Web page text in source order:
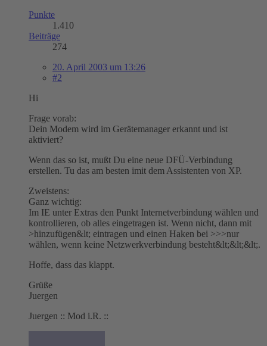
Punkte
1.410
Beiträge
274
20. April 2003 um 13:26
#2
Hi
Frage vorab:
Dein Modem wird im Gerätemanager erkannt und ist
aktiviert?
Wenn das so ist, mußt Du eine neue DFÜ-Verbindung
erstellen. Tu das am besten imit dem Assistenten von XP.
Zweistens:
Ganz wichtig:
Im IE unter Extras den Punkt Internetverbindung wählen und
kontrollieren, ob alles eingetragen ist. Wenn nicht, dann mit
>hinzufügen&lt; eintragen und einen Haken bei >>>nur
wählen, wenn keine Netzwerkverbindung besteht&lt;&lt;&lt;.
Hoffe, dass das klappt.
Grüße
Juergen
Juergen :: Mod i.R. ::